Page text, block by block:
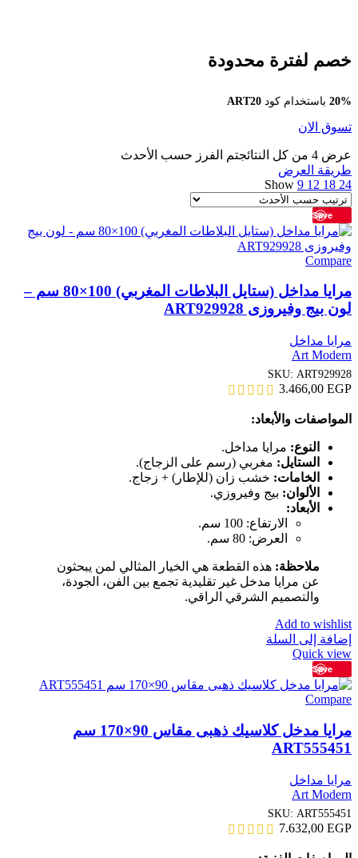
خصم لفترة محدودة
20% باستخدام كود ART20
تسوق الان
عرض ⁦4⁩ من كل النتائج
تم الفرز حسب الأحدث
طريقة العرض
Show 9 12 18 24
Save
Compare
مرايا مداخل (ستايل البلاطات المغربي) 100×80 سم –
لون بيج وفيروزى ART929928
مرايا مداخل
Art Modern
SKU: ART929928
3.466,00 EGP
المواصفات والأبعاد:
النوع: مرايا مداخل.
الستايل: مغربي (رسم على الزجاج).
الخامات: خشب زان (للإطار) + زجاج.
الألوان: بيج وفيروزي.
الأبعاد:
الارتفاع: 100 سم.
العرض: 80 سم.
ملاحظة: هذه القطعة هي الخيار المثالي لمن يبحثون
عن مرايا مدخل غير تقليدية تجمع بين الفن، الجودة،
والتصميم الشرقي الراقي.
Add to wishlist
إضافة إلى السلة
Quick view
Save
Compare
مرايا مدخل كلاسيك ذهبى مقاس 90×170 سم
ART555451
مرايا مداخل
Art Modern
SKU: ART555451
7.632,00 EGP